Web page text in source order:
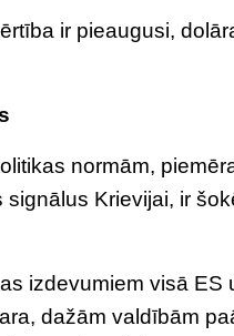
ir pieaugusi,
normām,
Krievijai, ir
izdevumiem visā ES
dažām valdībām